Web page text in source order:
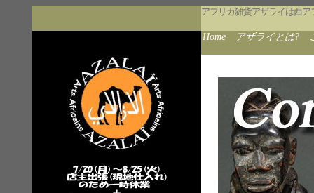
アフリカ雑貨アザライは西
Home アザライとは?